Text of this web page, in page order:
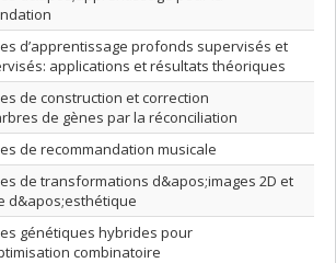
d’apprentissage profonds supervisés et
applications et résultats théoriques
de construction et correction
de gènes par la réconciliation
de recommandation musicale
de transformations d&apos;images 2D et
d&apos;esthétique
génétiques hybrides pour
combinatoire